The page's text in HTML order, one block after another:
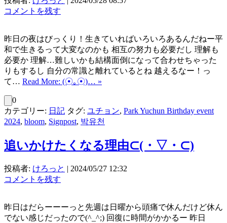
コメントを残す
昨日の夜はびっくり！生きていればいろいろあるんだねー平
和で生きるって大変なのかも 相互の努力も必要だし 理解も
必要か 理解…難しいかも結構面倒になって合わせちゃった
りもするし 自分の常識と離れているとね 越えるなー！っ
て… Read More: (⁠☉⁠｡⁠☉⁠)⁠… »
0
カテゴリー: 日記 タグ: ユチョン, Park Yuchun Birthday event
2024, bloom, Signpost, 박유천
追いかけたくなる理由⊂⁠(⁠・⁠▽⁠・⁠⊂⁠)
投稿者: けろっと | 2024/05/27 12:32
コメントを残す
昨日はだらーーーっと先週は日曜から頭痛で休んだけど休ん
でない感じだったので(^_^;) 回復に時間がかかるー 昨日